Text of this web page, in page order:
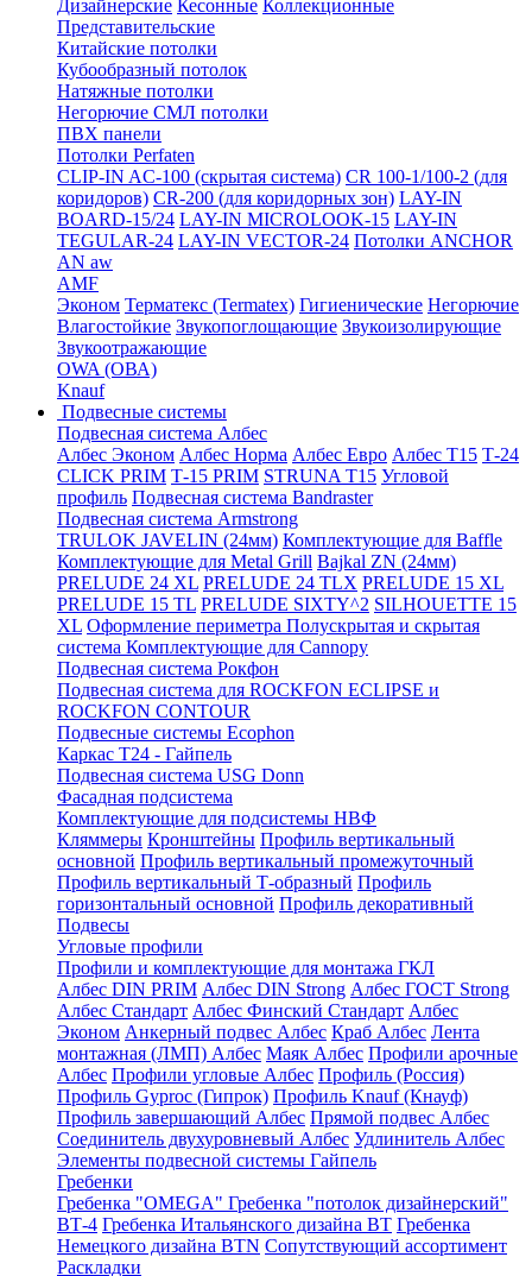
Дизайнерские Кесонные Коллекционные
Представительские
Китайские потолки
Кубообразный потолок
Натяжные потолки
Негорючие СМЛ потолки
ПВХ панели
Потолки Perfaten
CLIP-IN AC-100 (скрытая система) CR 100-1/100-2 (для
коридоров) CR-200 (для коридорных зон) LAY-IN
BOARD-15/24 LAY-IN MICROLOOK-15 LAY-IN
TEGULAR-24 LAY-IN VECTOR-24 Потолки ANCHOR
AN aw
AMF
Эконом Терматекс (Termatex) Гигиенические Негорючие
Влагостойкие Звукопоглощающие Звукоизолирующие
Звукоотражающие
OWA (ОВА)
Knauf
Подвесные системы
Подвесная система Албес
Албес Эконом Албес Норма Албес Евро Албес T15 Т-24
CLICK PRIM Т-15 PRIM STRUNA Т15 Угловой
профиль Подвесная система Bandraster
Подвесная система Armstrong
TRULOK JAVELIN (24мм) Комплектующие для Baffle
Комплектующие для Metal Grill Bajkal ZN (24мм)
PRELUDE 24 XL PRELUDE 24 TLX PRELUDE 15 XL
PRELUDE 15 TL PRELUDE SIXTY^2 SILHOUETTE 15
XL Оформление периметра Полускрытая и скрытая
система Комплектующие для Cannopy
Подвесная система Рокфон
Подвесная система для ROCKFON ECLIPSE и
ROCKFON CONTOUR
Подвесные системы Ecophon
Каркас Т24 - Гайпель
Подвесная система USG Donn
Фасадная подсистема
Комплектующие для подсистемы НВФ
Кляммеры Кронштейны Профиль вертикальный
основной Профиль вертикальный промежуточный
Профиль вертикальный Т-образный Профиль
горизонтальный основной Профиль декоративный
Подвесы
Угловые профили
Профили и комплектующие для монтажа ГКЛ
Албес DIN PRIM Албес DIN Strong Албес ГОСТ Strong
Албес Стандарт Албес Финский Стандарт Албес
Эконом Анкерный подвес Албес Краб Албес Лента
монтажная (ЛМП) Албес Маяк Албес Профили арочные
Албес Профили угловые Албес Профиль (Россия)
Профиль Gyproc (Гипрок) Профиль Knauf (Кнауф)
Профиль завершающий Албес Прямой подвес Албес
Соединитель двухуровневый Албес Удлинитель Албес
Элементы подвесной системы Гайпель
Гребенки
Гребенка "OMEGA" Гребенка "потолок дизайнерский"
ВТ-4 Гребенка Итальянского дизайна BT Гребенка
Немецкого дизайна ВТN Сопутствующий ассортимент
Раскладки